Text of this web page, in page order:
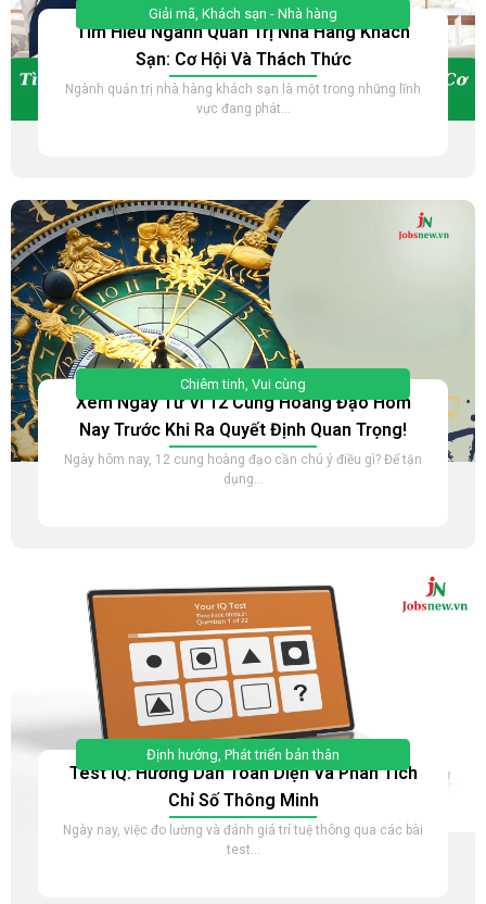
Giải mã Khách sạn - Nhà hàng
Tìm Hiểu Ngành Quản Trị Nhà Hàng Khách
Sạn: Cơ Hội Và Thách Thức
Ngành quản trị nhà hàng khách sạn là một trong những lĩnh
vực đang phát...
Chiêm tinh Vui cùng
Xem Ngay Tử Vi 12 Cung Hoàng Đạo Hôm
Nay Trước Khi Ra Quyết Định Quan Trọng!
Ngày hôm nay, 12 cung hoàng đạo cần chú ý điều gì? Để tận
dụng...
Định hướng Phát triển bản thân
Test IQ: Hướng Dẫn Toàn Diện Và Phân Tích
Chỉ Số Thông Minh
Ngày nay, việc đo lường và đánh giá trí tuệ thông qua các bài
test...